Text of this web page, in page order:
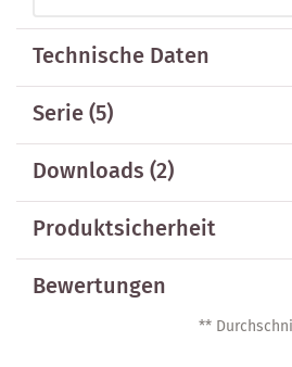
Technische Daten
Serie(5)
Downloads (2)
Produktsicherheit
Bewertungen
**